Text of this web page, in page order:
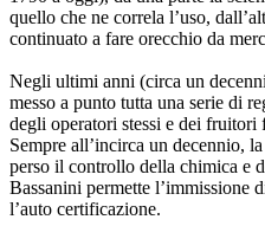
quello che ne correla l’uso,
continuato a fare orecchio da
Negli ultimi anni (circa un
messo a punto tutta una serie di
degli operatori stessi e dei fruitori
Sempre all’incirca un decennio,
perso il controllo della chimica e
Bassanini permette l’immissione
l’auto certificazione.